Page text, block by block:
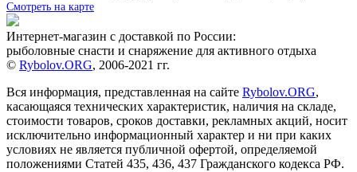
Смотреть на карте
Интернет-магазин с доставкой по России:
рыболовные снасти и снаряжение для активного отдыха
© Rybolov.ORG, 2006-2021 гг.
Вся информация, представленная на сайте Rybolov.ORG,
касающаяся технических характеристик, наличия на складе,
стоимости товаров, сроков доставки, рекламных акций, носит
исключительно информационный характер и ни при каких
условиях не является публичной офертой, определяемой
положениями Статей 435, 436, 437 Гражданского кодекса РФ.